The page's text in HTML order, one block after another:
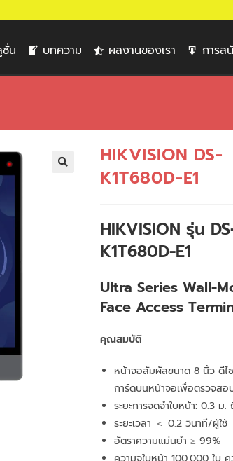
ชั่น บทความ ผลงานของเรา การส
HIKVISION DS-
K1T680D-E1
HIKVISION รุ่น
K1T680D-E1
Ultra Series Wall-
Face Access
คุณสมบัติ
หน้าจอสัมผัสขนาด 8 นิ้ว ดีไ
การ์ดบนหน้าจอเพื่อตรวจสอ
ระยะการจดจำใบหน้า: 0.3 ม
ระยะเวลา ＜ 0.2 วินาที/ผู้ใช้
อัตราความแม่นยำ ≥ 99%